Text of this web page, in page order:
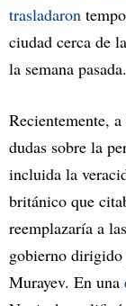
trasladaron
ciudad cerca de
la semana pasada.
Recientemente,
dudas sobre la
incluida la
británico que
reemplazaría a
gobierno
Murayev. En una